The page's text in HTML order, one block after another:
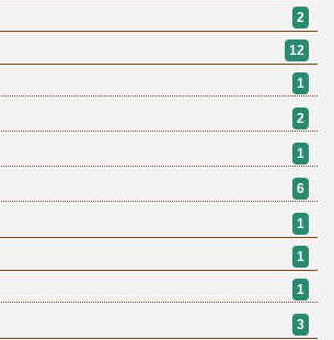
2
12
1
2
1
6
1
1
1
3